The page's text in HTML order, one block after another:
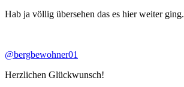
Hab ja völlig übersehen das es hier weiter ging.
@bergbewohner01
Herzlichen Glückwunsch!